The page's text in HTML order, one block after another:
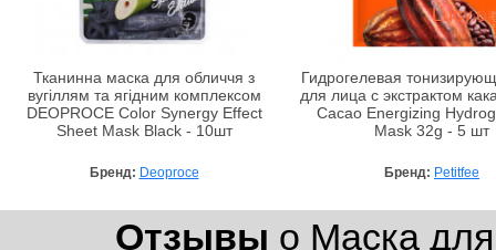
Тканинна маска для обличчя з
вугіллям та ягідним комплексом
DEOPROCE Color Synergy Effect
Sheet Mask Black - 10шт
Бренд: Deoproce
Гидрогелевая
для лица с экстрактом
Cacao Energizing
Mask 32g - 5 шт
Бренд: Petitfee
Отзывы о Маска